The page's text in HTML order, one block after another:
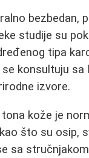
bezbedan,
studije su
tipa
konsultuju
izvore.
kože je
što su osip,
sa